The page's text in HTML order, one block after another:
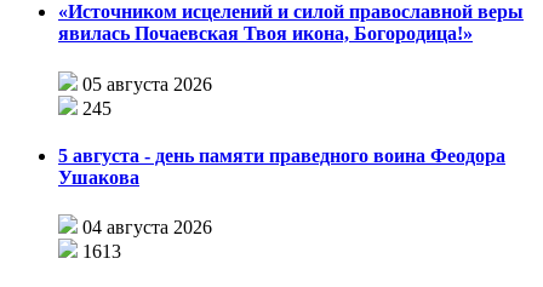
«Источником исцелений и силой православной веры
явилась Почаевская Твоя икона, Богородица!»
05 августа 2026
245
5 августа - день памяти праведного воина Феодора
Ушакова
04 августа 2026
1613